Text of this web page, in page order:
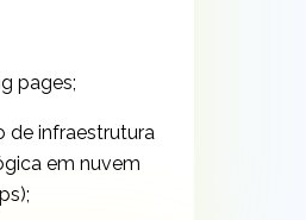
pages;
de infraestrutura
em nuvem